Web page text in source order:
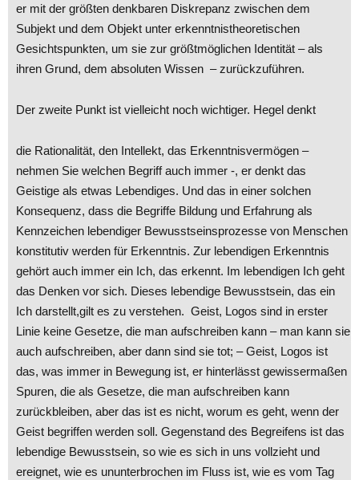
er mit der größten denkbaren Diskrepanz zwischen dem
Subjekt und dem Objekt unter erkenntnistheoretischen
Gesichtspunkten, um sie zur größtmöglichen Identität – als
ihren Grund, dem absoluten Wissen – zurückzuführen.
Der zweite Punkt ist vielleicht noch wichtiger. Hegel denkt
die Rationalität, den Intellekt, das Erkenntnisvermögen –
nehmen Sie welchen Begriff auch immer -, er denkt das
Geistige als etwas Lebendiges. Und das in einer solchen
Konsequenz, dass die Begriffe Bildung und Erfahrung als
Kennzeichen lebendiger Bewusstseinsprozesse von Menschen
konstitutiv werden für Erkenntnis. Zur lebendigen Erkenntnis
gehört auch immer ein Ich, das erkennt. Im lebendigen Ich geht
das Denken vor sich. Dieses lebendige Bewusstsein, das ein
Ich darstellt,gilt es zu verstehen. Geist, Logos sind in erster
Linie keine Gesetze, die man aufschreiben kann – man kann sie
auch aufschreiben, aber dann sind sie tot; – Geist, Logos ist
das, was immer in Bewegung ist, er hinterlässt gewissermaßen
Spuren, die als Gesetze, die man aufschreiben kann
zurückbleiben, aber das ist es nicht, worum es geht, wenn der
Geist begriffen werden soll. Gegenstand des Begreifens ist das
lebendige Bewusstsein, so wie es sich in uns vollzieht und
ereignet, wie es ununterbrochen im Fluss ist, wie es vom Tag